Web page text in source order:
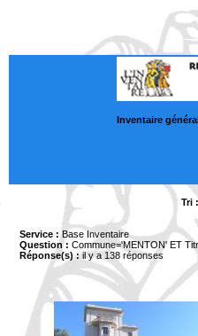
Inventaire
Tri :
Service : Base Inventaire
Question : Commune='MENTON' ET
Réponse(s) :il y a 138 réponses